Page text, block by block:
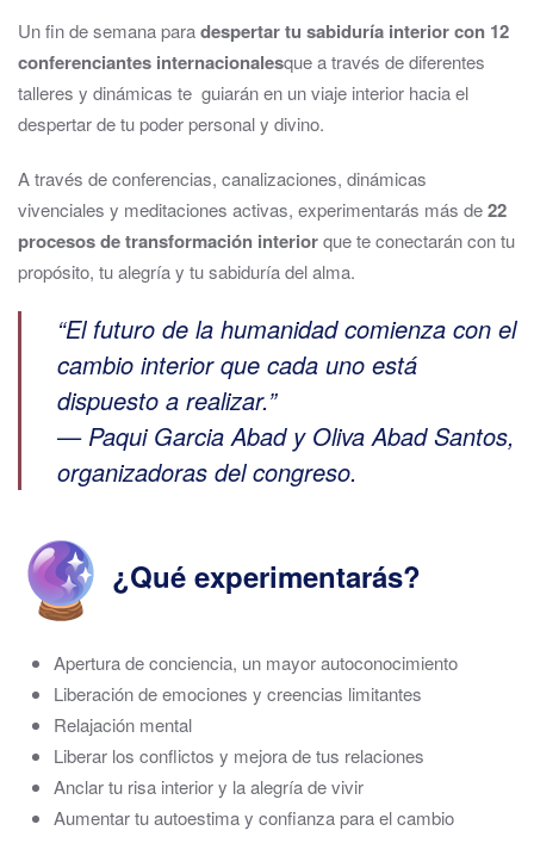
Un fin de semana paradespertar tu sabiduría interior con 12
conferenciantes internacionalesque a través de diferentes
talleres y dinámicas te guiarán en un viaje interior hacia el
despertar de tu poder personal y divino.
A través de conferencias, canalizaciones, dinámicas
vivenciales y meditaciones activas, experimentarás más de22
procesos de transformación interiorque te conectarán con tu
propósito, tu alegría y tu sabiduría del alma.
“El futuro de la humanidad comienza con el
cambio interior que cada uno está
dispuesto a realizar.”
— Paqui Garcia Abad y Oliva Abad Santos,
organizadoras del congreso.
¿Qué experimentarás?
Apertura de conciencia, un mayor autoconocimiento
Liberación de emociones y creencias limitantes
Relajación mental
Liberar los conflictos y mejora de tus relaciones
Anclar tu risa interior y la alegría de vivir
Aumentar tu autoestima y confianza para el cambio